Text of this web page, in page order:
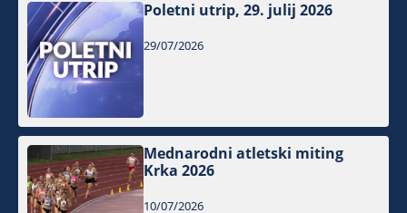
Poletni utrip, 29. julij 2026
29/07/2026
Mednarodni atletski miting
Krka 2026
10/07/2026